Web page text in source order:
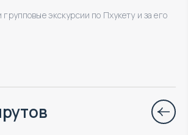
экскурсии по Пхукету и за его